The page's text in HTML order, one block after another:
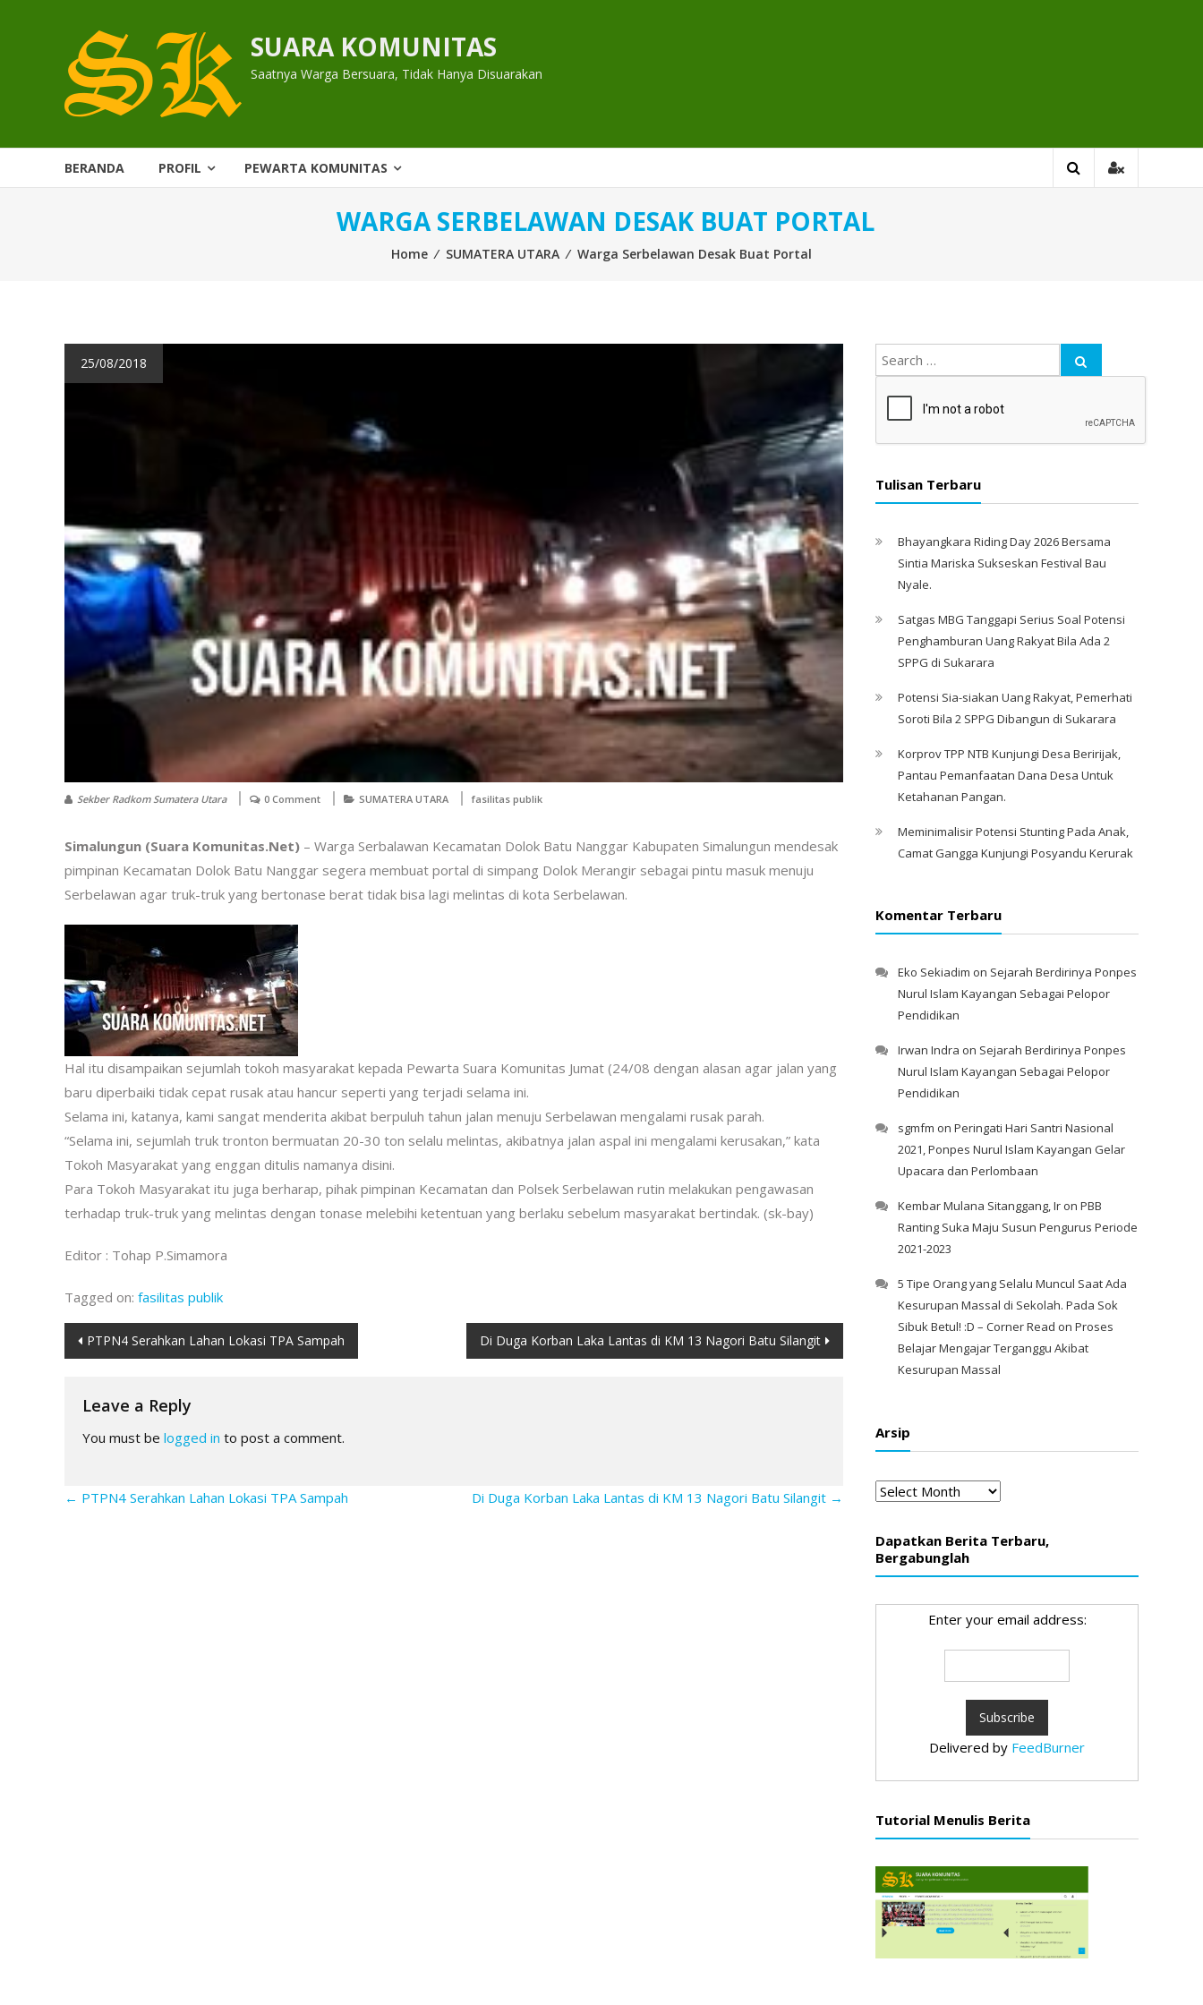
SUARA KOMUNITAS
Saatnya Warga Bersuara, Tidak Hanya Disuarakan
BERANDA PROFIL PEWARTA KOMUNITAS
WARGA SERBELAWAN DESAK BUAT PORTAL
Home ⁄ SUMATERA UTARA ⁄ Warga Serbelawan Desak Buat Portal
25/08/2018
Sekber Radkom Sumatera Utara 0 Comment SUMATERA UTARA fasilitas publik
Simalungun (Suara Komunitas.Net) – Warga Serbalawan Kecamatan Dolok Batu Nanggar Kabupaten Simalungun mendesak
pimpinan Kecamatan Dolok Batu Nanggar segera membuat portal di simpang Dolok Merangir sebagai pintu masuk menuju
Serbelawan agar truk-truk yang bertonase berat tidak bisa lagi melintas di kota Serbelawan.
Hal itu disampaikan sejumlah tokoh masyarakat kepada Pewarta Suara Komunitas Jumat (24/08 dengan alasan agar jalan yang
baru diperbaiki tidak cepat rusak atau hancur seperti yang terjadi selama ini.
Selama ini, katanya, kami sangat menderita akibat berpuluh tahun jalan menuju Serbelawan mengalami rusak parah.
“Selama ini, sejumlah truk tronton bermuatan 20-30 ton selalu melintas, akibatnya jalan aspal ini mengalami kerusakan,” kata
Tokoh Masyarakat yang enggan ditulis namanya disini.
Para Tokoh Masyarakat itu juga berharap, pihak pimpinan Kecamatan dan Polsek Serbelawan rutin melakukan pengawasan
terhadap truk-truk yang melintas dengan tonase melebihi ketentuan yang berlaku sebelum masyarakat bertindak. (sk-bay)
Editor : Tohap P.Simamora
Tagged on: fasilitas publik
Post
PTPN4 Serahkan Lahan Lokasi TPA Sampah Di Duga Korban Laka Lantas di KM 13 Nagori Batu Silangit
Leave a Reply
You must be logged in to post a comment.
← PTPN4 Serahkan Lahan Lokasi TPA Sampah Di Duga Korban Laka Lantas di KM 13 Nagori Batu Silangit →
Tulisan Terbaru
Bhayangkara Riding Day 2026 Bersama
Sintia Mariska Sukseskan Festival Bau
Nyale. ‎
Satgas MBG Tanggapi Serius Soal Potensi
Penghamburan Uang Rakyat Bila Ada 2
SPPG di Sukarara
Potensi Sia-siakan Uang Rakyat, Pemerhati
Soroti Bila 2 SPPG Dibangun di Sukarara
Korprov TPP NTB Kunjungi Desa Beririjak,
Pantau Pemanfaatan Dana Desa Untuk
Ketahanan Pangan.
Meminimalisir Potensi Stunting Pada Anak,
Camat Gangga Kunjungi Posyandu Kerurak
Komentar Terbaru
Eko Sekiadim on Sejarah Berdirinya Ponpes
Nurul Islam Kayangan Sebagai Pelopor
Pendidikan
Irwan Indra on Sejarah Berdirinya Ponpes
Nurul Islam Kayangan Sebagai Pelopor
Pendidikan
sgmfm on Peringati Hari Santri Nasional
2021, Ponpes Nurul Islam Kayangan Gelar
Upacara dan Perlombaan
Kembar Mulana Sitanggang, Ir on PBB
Ranting Suka Maju Susun Pengurus Periode
2021-2023
5 Tipe Orang yang Selalu Muncul Saat Ada
Kesurupan Massal di Sekolah. Pada Sok
Sibuk Betul! :D – Corner Read on Proses
Belajar Mengajar Terganggu Akibat
Kesurupan Massal
Arsip
Arsip
Dapatkan Berita Terbaru,
Bergabunglah
Enter your email address:
Delivered by FeedBurner
Tutorial Menulis Berita